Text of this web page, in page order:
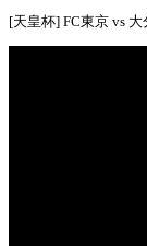
[天皇杯] FC東京 vs